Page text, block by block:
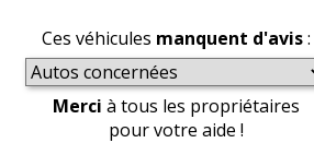
Ces véhicules manquent d'avis:
Merci à tous les propriétaires
pour votre aide !